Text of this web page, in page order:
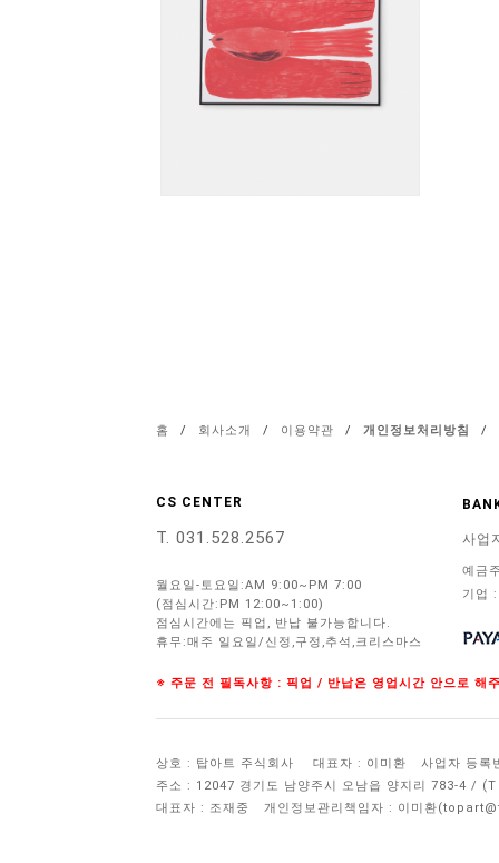
홈 / 회사소개 / 이용약관 / 개인정보처리방침 /
CS CENTER
T. 031.528.2567
월요일-토요일:AM 9:00~PM 7:00
(점심시간:PM 12:00~1:00)
점심시간에는 픽업, 반납 불가능합니다.
휴무:매주 일요일/신정,구정,추석,크리스마스
사업
예금
기업
※ 주문 전 필독사항 : 픽업 / 반납은 영업시간 안으로 해
상호 : 탑아트 주식회사 대표자 : 이미환
사업자 등록
주소 : 12047 경기도 남양주시 오남읍 양지리 783-4 /
대표자 : 조재중
개인정보관리책임자 : 이미환